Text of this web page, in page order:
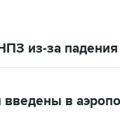
из-за
в